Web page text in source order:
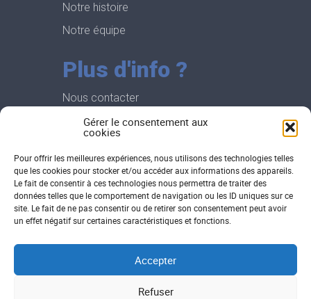
Gérer le consentement aux
cookies
Pour offrir les meilleures expériences, nous utilisons des technologies telles
que les cookies pour stocker et/ou accéder aux informations des appareils.
Le fait de consentir à ces technologies nous permettra de traiter des
données telles que le comportement de navigation ou les ID uniques sur ce
site. Le fait de ne pas consentir ou de retirer son consentement peut avoir
un effet négatif sur certaines caractéristiques et fonctions.
Accepter
Refuser
Notre histoire
Notre équipe
Plus d'info ?
Nous contacter
Demander une démo
Le Lean, c'est
quoi ?
Planning chemin de fer
Planification collaborative